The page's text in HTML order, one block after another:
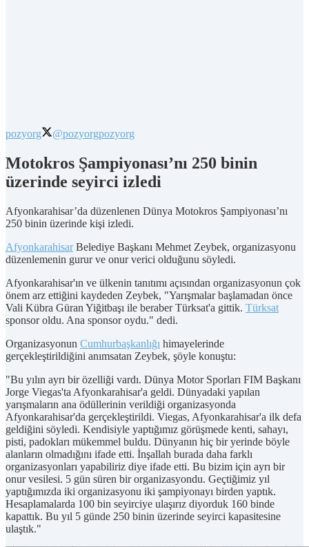
pozyorg @pozyorgpozyorg
Motokros Şampiyonası’nı 250 binin
üzerinde seyirci izledi
Afyonkarahisar’da düzenlenen Dünya Motokros Şampiyonası’nı
250 binin üzerinde kişi izledi.
AfyonkarahisarBelediye Başkanı Mehmet Zeybek, organizasyonu
düzenlemenin gurur ve onur verici olduğunu söyledi.
Afyonkarahisar'ın ve ülkenin tanıtımı açısından organizasyonun çok
önem arz ettiğini kaydeden Zeybek, "Yarışmalar başlamadan önce
Vali Kübra Güran Yiğitbaşı ile beraber Türksat'a gittik. Türksat
sponsor oldu. Ana sponsor oydu." dedi.
Organizasyonun Cumhurbaşkanlığı himayelerinde
gerçekleştirildiğini anımsatan Zeybek, şöyle konuştu:
"Bu yılın ayrı bir özelliği vardı. Dünya Motor Sporları FIM Başkanı
Jorge Viegas'ta Afyonkarahisar'a geldi. Dünyadaki yapılan
yarışmaların ana ödüllerinin verildiği organizasyonda
Afyonkarahisar'da gerçekleştirildi. Viegas, Afyonkarahisar'a ilk defa
geldiğini söyledi. Kendisiyle yaptığımız görüşmede kenti, sahayı,
pisti, padokları mükemmel buldu. Dünyanın hiç bir yerinde böyle
alanların olmadığını ifade etti. İnşallah burada daha farklı
organizasyonları yapabiliriz diye ifade etti. Bu bizim için ayrı bir
onur vesilesi. 5 gün süren bir organizasyondu. Geçtiğimiz yıl
yaptığımızda iki organizasyonu iki şampiyonayı birden yaptık.
Hesaplamalarda 100 bin seyirciye ulaşırız diyorduk 160 binde
kapattık. Bu yıl 5 günde 250 binin üzerinde seyirci kapasitesine
ulaştık."